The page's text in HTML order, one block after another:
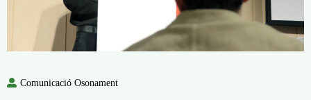
Comunicació Osonament